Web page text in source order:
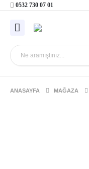
0532 730 07 01
ANASAYFA MAĞAZA